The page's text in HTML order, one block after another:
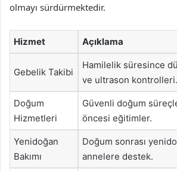
olmayı sürdürmektedir.
Hizmet Açıklama
Gebelik Takibi
Hamilelik süresince
ve ultrason kontrolleri.
Doğum
Hizmetleri
Güvenli doğum
öncesi eğitimler.
Yenidoğan
Bakımı
Doğum sonrası
annelere destek.